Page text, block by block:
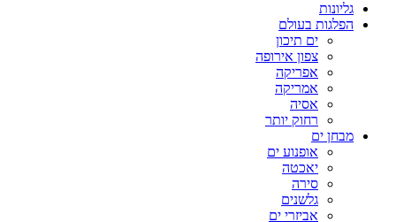
גליונות
הפלגות בעולם
ים תיכון
צפון אירופה
אפריקה
אמריקה
אסיה
רחוק יותר
מבחן ים
אופנוע ים
יאכטה
סירה
גלשנים
אביזרי ים